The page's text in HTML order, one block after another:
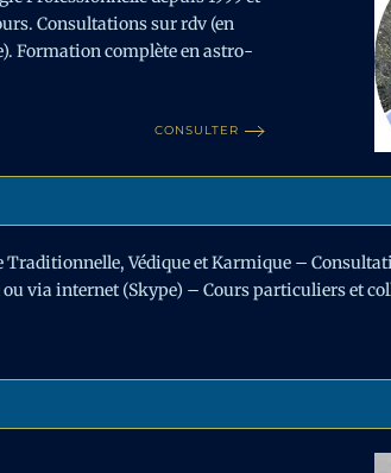
Consultations sur rdv (en
Formation complète en astro-
CONSULTER
Traditionnelle, Védique et Karmique –
ou via internet (Skype) – Cours particuliers et